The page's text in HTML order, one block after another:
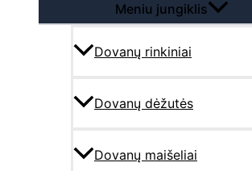
Meniu jungiklis
Dovanų rinkiniai
Dovanų dėžutės
Dovanų maišeliai